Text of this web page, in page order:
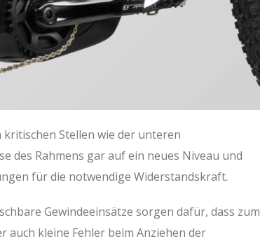
kritischen Stellen wie der unteren
des Rahmens gar auf ein neues Niveau und
für die notwendige Widerstandskraft.
Gewindeeinsätze sorgen dafür, dass zum
kleine Fehler beim Anziehen der